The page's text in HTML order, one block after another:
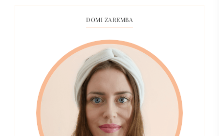
DOMI ZAREMBA